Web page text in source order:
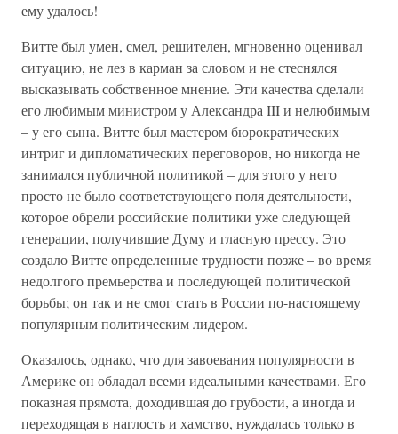
ему удалось!
Витте был умен, смел, решителен, мгновенно оценивал
ситуацию, не лез в карман за словом и не стеснялся
высказывать собственное мнение. Эти качества сделали
его любимым министром у Александра III и нелюбимым
– у его сына. Витте был мастером бюрократических
интриг и дипломатических переговоров, но никогда не
занимался публичной политикой – для этого у него
просто не было соответствующего поля деятельности,
которое обрели российские политики уже следующей
генерации, получившие Думу и гласную прессу. Это
создало Витте определенные трудности позже – во время
недолгого премьерства и последующей политической
борьбы; он так и не смог стать в России по-настоящему
популярным политическим лидером.
Оказалось, однако, что для завоевания популярности в
Америке он обладал всеми идеальными качествами. Его
показная прямота, доходившая до грубости, а иногда и
переходящая в наглость и хамство, нуждалась только в